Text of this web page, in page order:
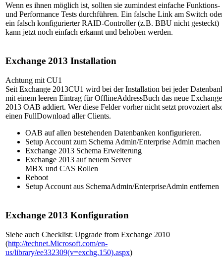
Wenn es ihnen möglich ist, sollten sie zumindest einfache Funktions-
und Performance Tests durchführen. Ein falsche Link am Switch
ein falsch konfigurierter RAID-Controller (z.B. BBU nicht gesteckt)
kann jetzt noch einfach erkannt und behoben werden.
Exchange 2013 Installation
Achtung mit CU1
Seit Exchange 2013CU1 wird bei der Installation bei jeder
mit einem leeren Eintrag für OfflineAddressBuch das neue Exchange
2013 OAB addiert. Wer diese Felder vorher nicht setzt provoziert
einen FullDownload aller Clients.
OAB auf allen bestehenden Datenbanken konfigurieren.
Setup Account zum Schema Admin/Enterprise Admin machen
Exchange 2013 Schema Erweiterung
Exchange 2013 auf neuem Server
MBX und CAS Rollen
Reboot
Setup Account aus SchemaAdmin/EnterpriseAdmin entfernen
Exchange 2013 Konfiguration
Siehe auch Checklist: Upgrade from Exchange 2010
(http://technet.Microsoft.com/en-
us/library/ee332309(v=exchg.150).aspx)